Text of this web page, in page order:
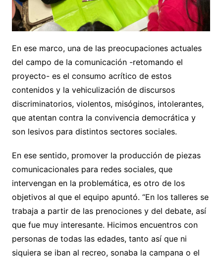
En ese marco, una de las preocupaciones actuales
del campo de la comunicación -retomando el
proyecto- es el consumo acrítico de estos
contenidos y la vehiculización de discursos
discriminatorios, violentos, misóginos, intolerantes,
que atentan contra la convivencia democrática y
son lesivos para distintos sectores sociales.
En ese sentido, promover la producción de piezas
comunicacionales para redes sociales, que
intervengan en la problemática, es otro de los
objetivos al que el equipo apuntó. “En los talleres se
trabaja a partir de las prenociones y del debate, así
que fue muy interesante. Hicimos encuentros con
personas de todas las edades, tanto así que ni
siquiera se iban al recreo, sonaba la campana o el